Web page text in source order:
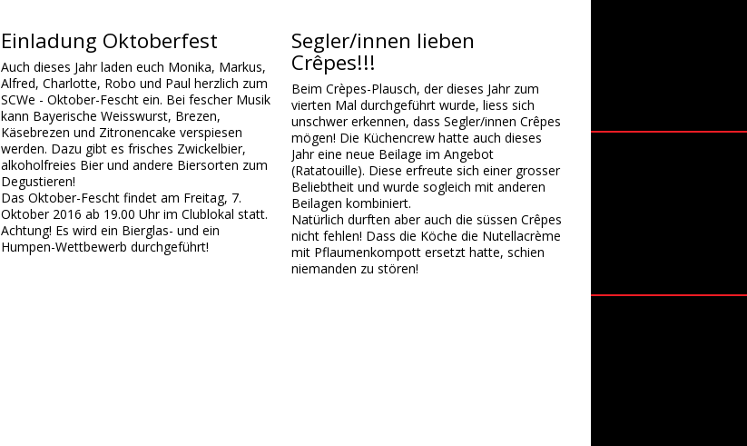
Einladung Oktoberfest
Auch dieses Jahr laden euch Monika, Markus,
Alfred, Charlotte, Robo und Paul herzlich zum
SCWe - Oktober-Fescht ein. Bei fescher Musik
kann Bayerische Weisswurst, Brezen,
Käsebrezen und Zitronencake verspiesen
werden. Dazu gibt es frisches Zwickelbier,
alkoholfreies Bier und andere Biersorten zum
Degustieren!
Das Oktober-Fescht findet am Freitag, 7.
Oktober 2016 ab 19.00 Uhr im Clublokal statt.
Achtung! Es wird ein Bierglas- und ein
Humpen-Wettbewerb durchgeführt!
Segler/innen lieben
Crêpes!!!
Beim Crèpes-Plausch, der dieses Jahr zum
vierten Mal durchgeführt wurde, liess sich
unschwer erkennen, dass Segler/innen Crêpes
mögen! Die Küchencrew hatte auch dieses
Jahr eine neue Beilage im Angebot
(Ratatouille). Diese erfreute sich einer grosser
Beliebtheit und wurde sogleich mit anderen
Beilagen kombiniert.
Natürlich durften aber auch die süssen Crêpes
nicht fehlen! Dass die Köche die Nutellacrème
mit Pflaumenkompott ersetzt hatte, schien
niemanden zu stören!